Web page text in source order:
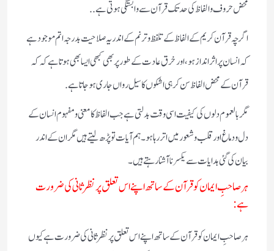
محض حروف و الفاظ کی حد تک قرآن سے وابستگی ہوتی ہے..
اگرچہ قرآن کریم کے الفاظ کے تلفظ و ترنم کے اندر یہ صلاحیت بدرجہ اتم موجود ہے
کہ انسان پر اثر انداز ہو، اور خرق عادت کے طور پر بھی کبھی ایسا بھی ہوتا ہے کہ کہ
قرآن کے محض الفاظ سن کر ہی اشکوں کا سیل رواں جاری ہوجاتا ہے.
مگر بالعموم دلوں کی کیفیت اسی وقت بدلتی ہے جب الفاظ کا معنی و مفہوم انسان کے
دل و دماغ اور قلب و شعور میں اتر رہا ہو۔ ہم آیات تو پڑھ لیتے ہیں مگر ان کے اندر
بیان کی گئی ہدایات سے یکسر ناآشنا رہتے ہیں۔
ہر صاحبِ ایمان کو قرآن کے ساتھ اپنے اس تعلق پر نظرثانی کی ضرورت
ہے:
ہر صاحبِ ایمان کو قرآن کے ساتھ اپنے اس تعلق پر نظرثانی کی ضرورت ہے کیوں